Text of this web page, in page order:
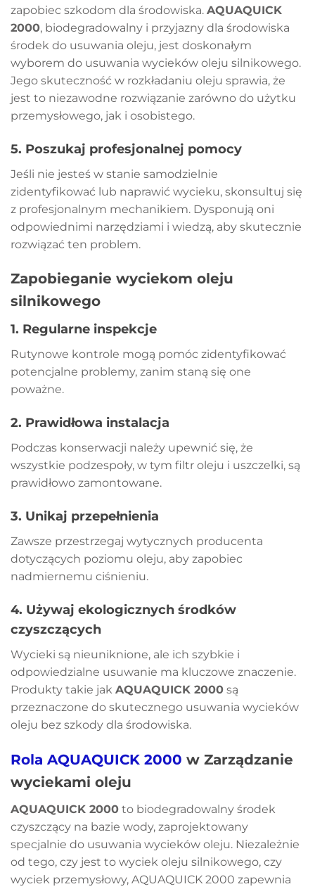
zapobiec szkodom dla środowiska. AQUAQUICK
2000, biodegradowalny i przyjazny dla środowiska
środek do usuwania oleju, jest doskonałym
wyborem do usuwania wycieków oleju silnikowego.
Jego skuteczność w rozkładaniu oleju sprawia, że
jest to niezawodne rozwiązanie zarówno do użytku
przemysłowego, jak i osobistego.
5. Poszukaj profesjonalnej pomocy
Jeśli nie jesteś w stanie samodzielnie
zidentyfikować lub naprawić wycieku, skonsultuj się
z profesjonalnym mechanikiem. Dysponują oni
odpowiednimi narzędziami i wiedzą, aby skutecznie
rozwiązać ten problem.
Zapobieganie wyciekom oleju
silnikowego
1. Regularne inspekcje
Rutynowe kontrole mogą pomóc zidentyfikować
potencjalne problemy, zanim staną się one
poważne.
2. Prawidłowa instalacja
Podczas konserwacji należy upewnić się, że
wszystkie podzespoły, w tym filtr oleju i uszczelki, są
prawidłowo zamontowane.
3. Unikaj przepełnienia
Zawsze przestrzegaj wytycznych producenta
dotyczących poziomu oleju, aby zapobiec
nadmiernemu ciśnieniu.
4. Używaj ekologicznych środków
czyszczących
Wycieki są nieuniknione, ale ich szybkie i
odpowiedzialne usuwanie ma kluczowe znaczenie.
Produkty takie jak AQUAQUICK 2000 są
przeznaczone do skutecznego usuwania wycieków
oleju bez szkody dla środowiska.
Rola AQUAQUICK 2000 w Zarządzanie
wyciekami oleju
AQUAQUICK 2000 to biodegradowalny środek
czyszczący na bazie wody, zaprojektowany
specjalnie do usuwania wycieków oleju. Niezależnie
od tego, czy jest to wyciek oleju silnikowego, czy
wyciek przemysłowy, AQUAQUICK 2000 zapewnia